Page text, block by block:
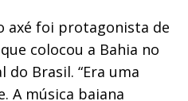
axé foi protagonista de
colocou a Bahia no
Brasil. “Era uma
A música baiana